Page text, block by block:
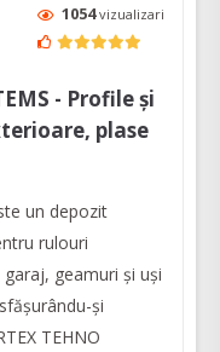
1054vizualizari
- Profile și
plase
un depozit
rulouri
geamuri și uși
și
TEHNO